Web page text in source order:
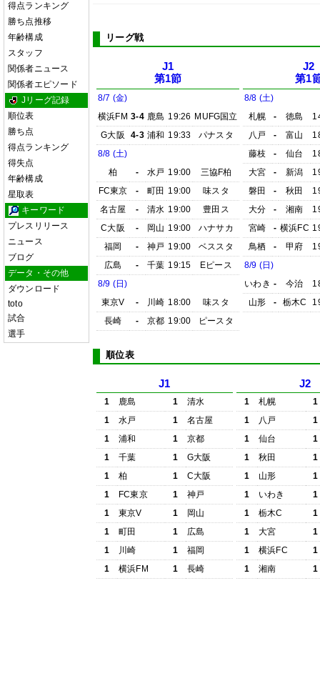
得点ランキング
勝ち点推移
年齢構成
スタッフ
関係者ニュース
関係者エピソード
Jリーグ記録
順位表
勝ち点
得点ランキング
得失点
年齢構成
星取表
キーワード
プレスリリース
ニュース
ブログ
データ・その他
ダウンロード
toto
試合
選手
リーグ戦
J1
第1節
8/7 (金)
横浜FM 3-4 鹿島 19:26 MUFG国立
G大阪
4-3 浦和 19:33
パナスタ
8/8 (土)
柏
- 水戸 19:00
三協F柏
FC東京
- 町田 19:00
味スタ
名古屋
- 清水 19:00
豊田ス
C大阪
- 岡山 19:00
ハナサカ
福岡
- 神戸 19:00
ベススタ
広島
- 千葉 19:15
Eピース
8/9 (日)
東京V
- 川崎 18:00
味スタ
長崎
- 京都 19:00 ピースタ
J2
第1
8/8 (土)
札幌
- 徳島
八戸
- 富山
藤枝
- 仙台
大宮
- 新潟
磐田
- 秋田
大分
- 湘南
宮崎
- 横浜FC
鳥栖
- 甲府
8/9 (日)
いわき - 今治
山形
- 栃木C
順位表
J1
1 鹿島 1
清水
1
水戸 1
名古屋
1
浦和 1
京都
1
千葉 1
G大阪
1
柏 1
C大阪
1
FC東京 1
神戸
1
東京V 1
岡山
1
町田 1
広島
1
川崎 1
福岡
1
横浜FM 1 長崎
J2
1 札幌
1
1
八戸
1
1
仙台
1
1
秋田
1
1
山形
1
1
いわき
1
1
栃木C
1
1
大宮
1
1
横浜FC
1
1
湘南 1